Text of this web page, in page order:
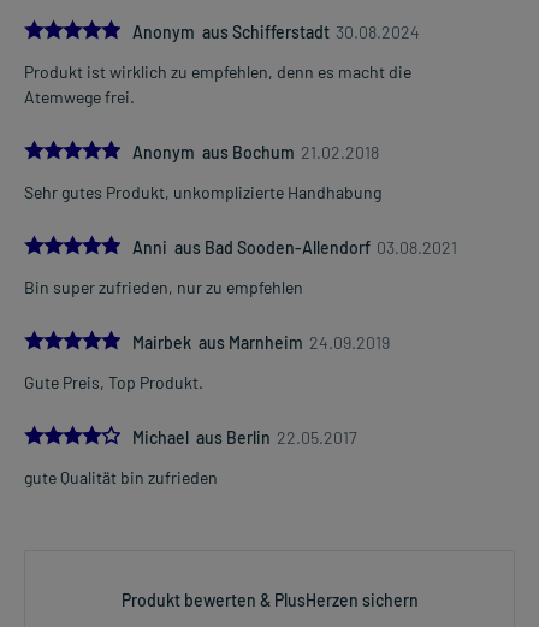
5.0Anonym aus Schifferstadt 30.08.2024
Produkt ist wirklich zu empfehlen, denn es macht die
Atemwege frei.
5.0Anonym aus Bochum 21.02.2018
Sehr gutes Produkt, unkomplizierte Handhabung
5.0Anni aus Bad Sooden-Allendorf 03.08.2021
Bin super zufrieden, nur zu empfehlen
5.0
Mairbek aus Marnheim 24.09.2019
Gute Preis, Top Produkt.
4.0
Michael aus Berlin 22.05.2017
gute Qualität bin zufrieden
Produkt bewerten & PlusHerzen sichern